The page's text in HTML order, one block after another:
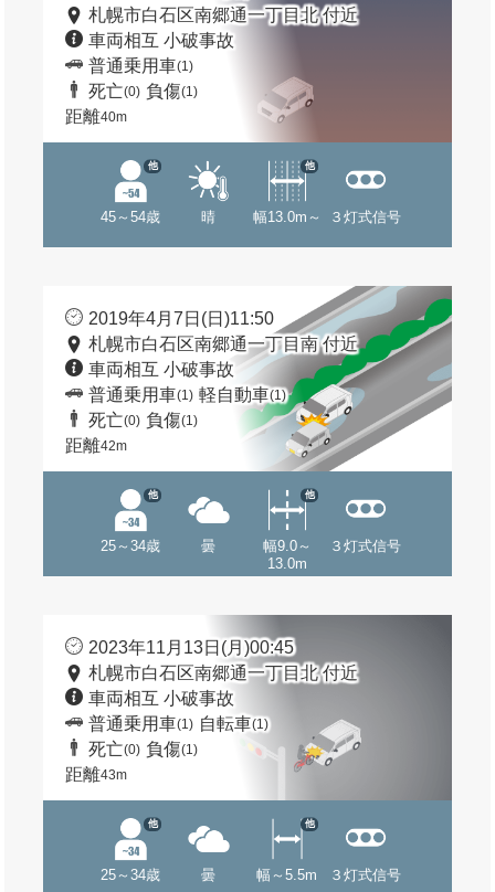
札幌市白石区南郷通一丁目北 付近
車両相互 小破事故
普通乗用車(1)
死亡(0) 負傷(1)
距離40m
45～54歳
他
晴 幅13.0m～
他
３灯式信号
2019年4月7日(日)11:50
札幌市白石区南郷通一丁目南 付近
車両相互 小破事故
普通乗用車(1) 軽自動車(1)
死亡(0) 負傷(1)
距離42m
25～34歳
他
曇
幅9.0～
13.0m
他
３灯式信号
2023年11月13日(月)00:45
札幌市白石区南郷通一丁目北 付近
車両相互 小破事故
普通乗用車(1) 自転車(1)
死亡(0) 負傷(1)
距離43m
25～34歳
他
曇 幅～5.5m
他
３灯式信号